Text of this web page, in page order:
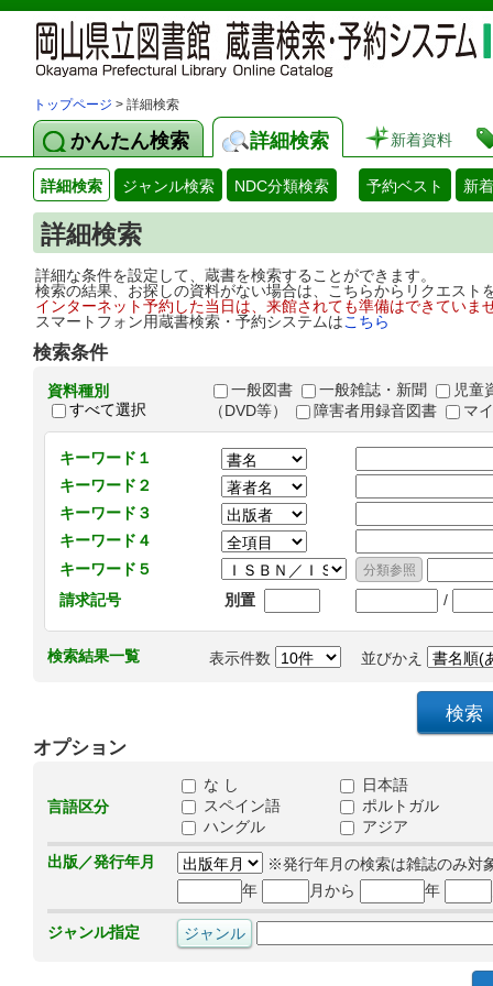
トップページ > 詳細検索
かんたん検索 詳細検索 新着資料
詳細検索 ジャンル検索 NDC分類検索 予約ベスト 新
詳細検索
詳細な条件を設定して、蔵書を検索することができます。
検索の結果、お探しの資料がない場合は、こちらからリクエス
インターネット予約した当日は、来館されても準備はできてい
スマートフォン用蔵書検索・予約システムはこちら
検索条件
資料種別
すべて選択
一般図書 一般雑誌・新聞
児童
（DVD等）
障害者用録音図書 マ
キーワード１
キーワード２
キーワード３
キーワード４
キーワード５
請求記号
別置 /
検索結果一覧 表示件数 並びかえ
オプション
言語区分
な し
日本語
スペイン語
ポルトガル
ハングル
アジア
出版／発行年月
※発行年月の検索は雑誌のみ対
年
月から 年
ジャンル指定